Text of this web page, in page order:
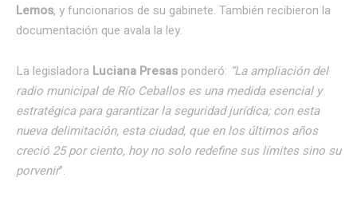
Lemos, y funcionarios de su gabinete. También recibieron la
documentación que avala la ley.
La legisladora Luciana Presas ponderó: “La ampliación del
radio municipal de Río Ceballos es una medida esencial y
estratégica para garantizar la seguridad jurídica; con esta
nueva delimitación, esta ciudad, que en los últimos años
creció 25 por ciento, hoy no solo redefine sus límites sino su
porvenir”.